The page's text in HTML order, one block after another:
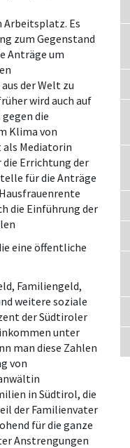
Arbeitsplatz. Es
zum Gegenstand
Anträge um
der Welt zu
wird auch auf
die
Klima von
als Mediatorin
Errichtung der
für die Anträge
die Einführung der
eine öffentliche
Familiengeld,
weitere soziale
der Südtiroler
unter
man diese Zahlen
von
in Südtirol, die
der Familienvater
für die ganze
Anstrengungen